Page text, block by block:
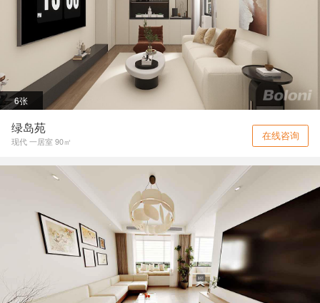
6张
绿岛苑
现代 一居室 90㎡ 在线咨询